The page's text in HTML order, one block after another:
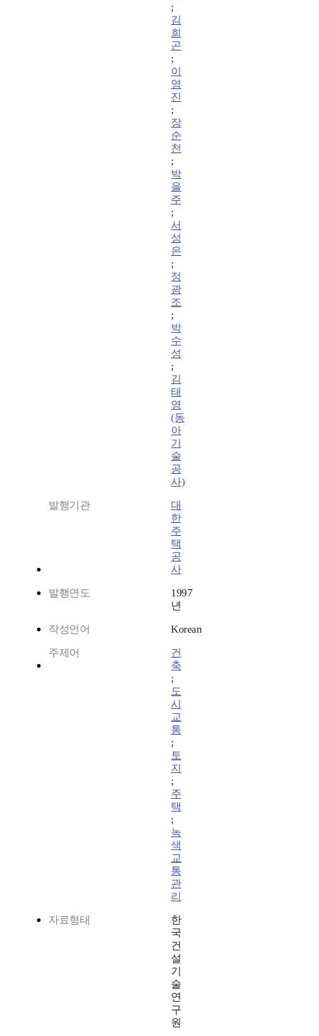
;
김
희
곤
;
이
영
진
;
장
순
천
;
박
을
주
;
서
성
은
;
정
광
조
;
박
수
성
;
김
태
영
(동
아
기
술
공
사)
발행기관
대
한
주
택
공
사
발행연도
1997
년
작성언어 Korean
주제어
건
축
;
도
시
교
통
;
토
지
;
주
택
;
녹
색
교
통
관
리
자료형태
한
국
건
설
기
술
연
구
원